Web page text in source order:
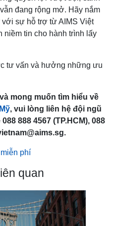
đang rộng mở. Hãy nắm
với sự hỗ trợ từ AIMS Việt
niềm tin cho hành trình lấy
tư vấn và hưởng những ưu
mong muốn tìm hiểu về
, vui lòng liên hệ đội ngũ
888 4567 (TP.HCM), 088
phí
quan